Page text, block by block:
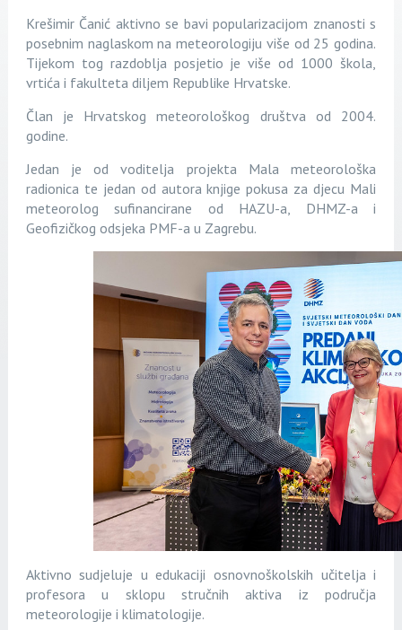
Krešimir Čanić aktivno se bavi popularizacijom znanosti s
posebnim naglaskom na meteorologiju više od 25 godina.
Tijekom tog razdoblja posjetio je više od 1000 škola,
vrtića i fakulteta diljem Republike Hrvatske.
Član je Hrvatskog meteorološkog društva od 2004.
godine.
Jedan je od voditelja projekta Mala meteorološka
radionica te jedan od autora knjige pokusa za djecu Mali
meteorolog sufinancirane od HAZU-a, DHMZ-a i
Geofizičkog odsjeka PMF-a u Zagrebu.
Aktivno sudjeluje u edukaciji osnovnoškolskih učitelja i
profesora u sklopu stručnih aktiva iz područja
meteorologije i klimatologije.